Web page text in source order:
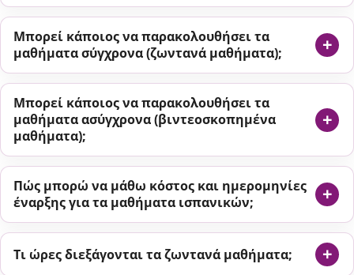
Μπορεί κάποιος να παρακολουθήσει τα
μαθήματα σύγχρονα (ζωντανά μαθήματα);
Μπορεί κάποιος να παρακολουθήσει τα
μαθήματα ασύγχρονα (βιντεοσκοπημένα
μαθήματα);
Πώς μπορώ να μάθω κόστος και ημερομηνίες
έναρξης για τα μαθήματα ισπανικών;
Τι ώρες διεξάγονται τα ζωντανά μαθήματα;